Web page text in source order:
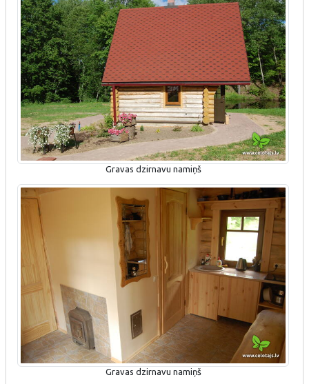
Gravas dzirnavu namiņš
Gravas dzirnavu namiņš